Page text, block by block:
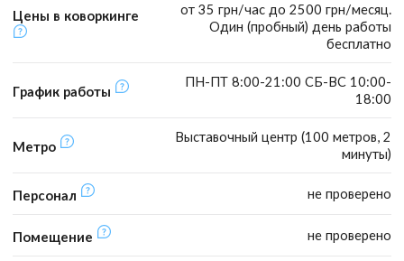
Цены в коворкинге
от 35 грн/час до 2500 грн/месяц.
Один (пробный) день работы
бесплатно
График работы
ПН-ПТ 8:00-21:00 СБ-ВС 10:00-
18:00
Метро
Выставочный центр (100 метров, 2
минуты)
Персонал не проверено
Помещение не проверено